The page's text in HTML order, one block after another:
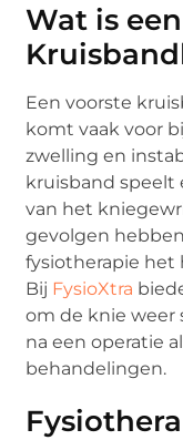
Wat is
Een voorste
komt vaak voor
zwelling en
kruisband speelt
van het
gevolgen
fysiotherapie het
Bij FysioXtra
om de knie weer
na een operatie
behandelingen.